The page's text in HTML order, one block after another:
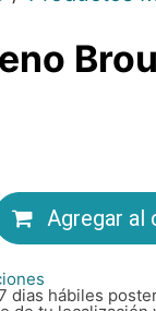
Agregar al
dias hábiles